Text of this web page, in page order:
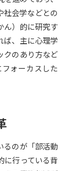
検索
ルに強い大学特
号特集ページ
社会学などとの
ん）的に研究す
ば、主に心理学
クのあり方など
ォーカスした
るのが「部活動
に行っている背